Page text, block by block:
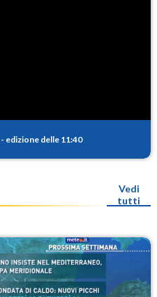
- edizione delle 11:40
Vedi
tutti